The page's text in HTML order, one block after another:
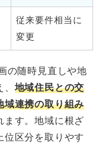
従来要件相当に
変更
の随時見直しや地
地域住民との交
域連携の取り組み
ます。地域に根ざ
位区分を取りやす